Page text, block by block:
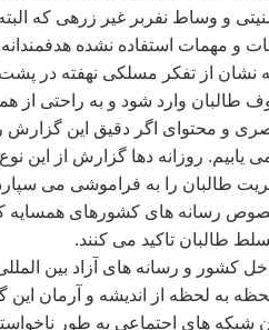
و وساط نفربر غیر زرهی که البته
و مهمات استفاده نشده
نشان از تفکر مسلکی نهفته در پشت
طالبان وارد شود و به راحتی از
و محتوای اگر دقیق این گزارش
روزانه دها گزارش از این
طالبان را به فراموشی می سپارد
رسانه های کشورهای همسایه
طالبان تاکید می کنند.
و رسانه های آزاد بین المللی
به لحظه از اندیشه و آرمان
های اجتماعی به طور ناخواسته